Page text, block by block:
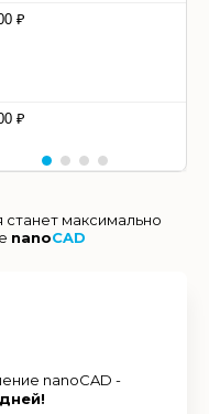
₽
₽
максимально
nanoCAD
nanoCAD -